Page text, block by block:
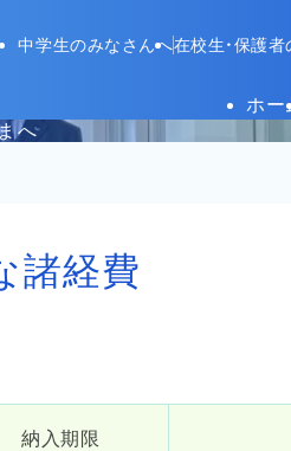
ホー
中学生のみなさんへ在校生・保護
へ
諸経費
納入期限